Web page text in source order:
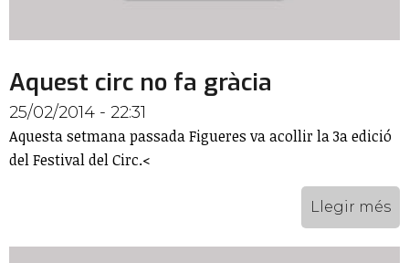
Aquest circ no fa gràcia
25/02/2014 - 22:31
Aquesta setmana passada Figueres va acollir la 3a edició
del Festival del Circ.<
Llegir més